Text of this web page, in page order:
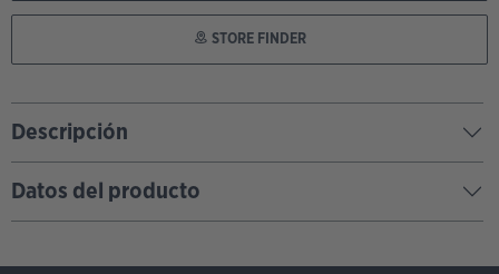
STORE FINDER
Descripción
Datos del producto